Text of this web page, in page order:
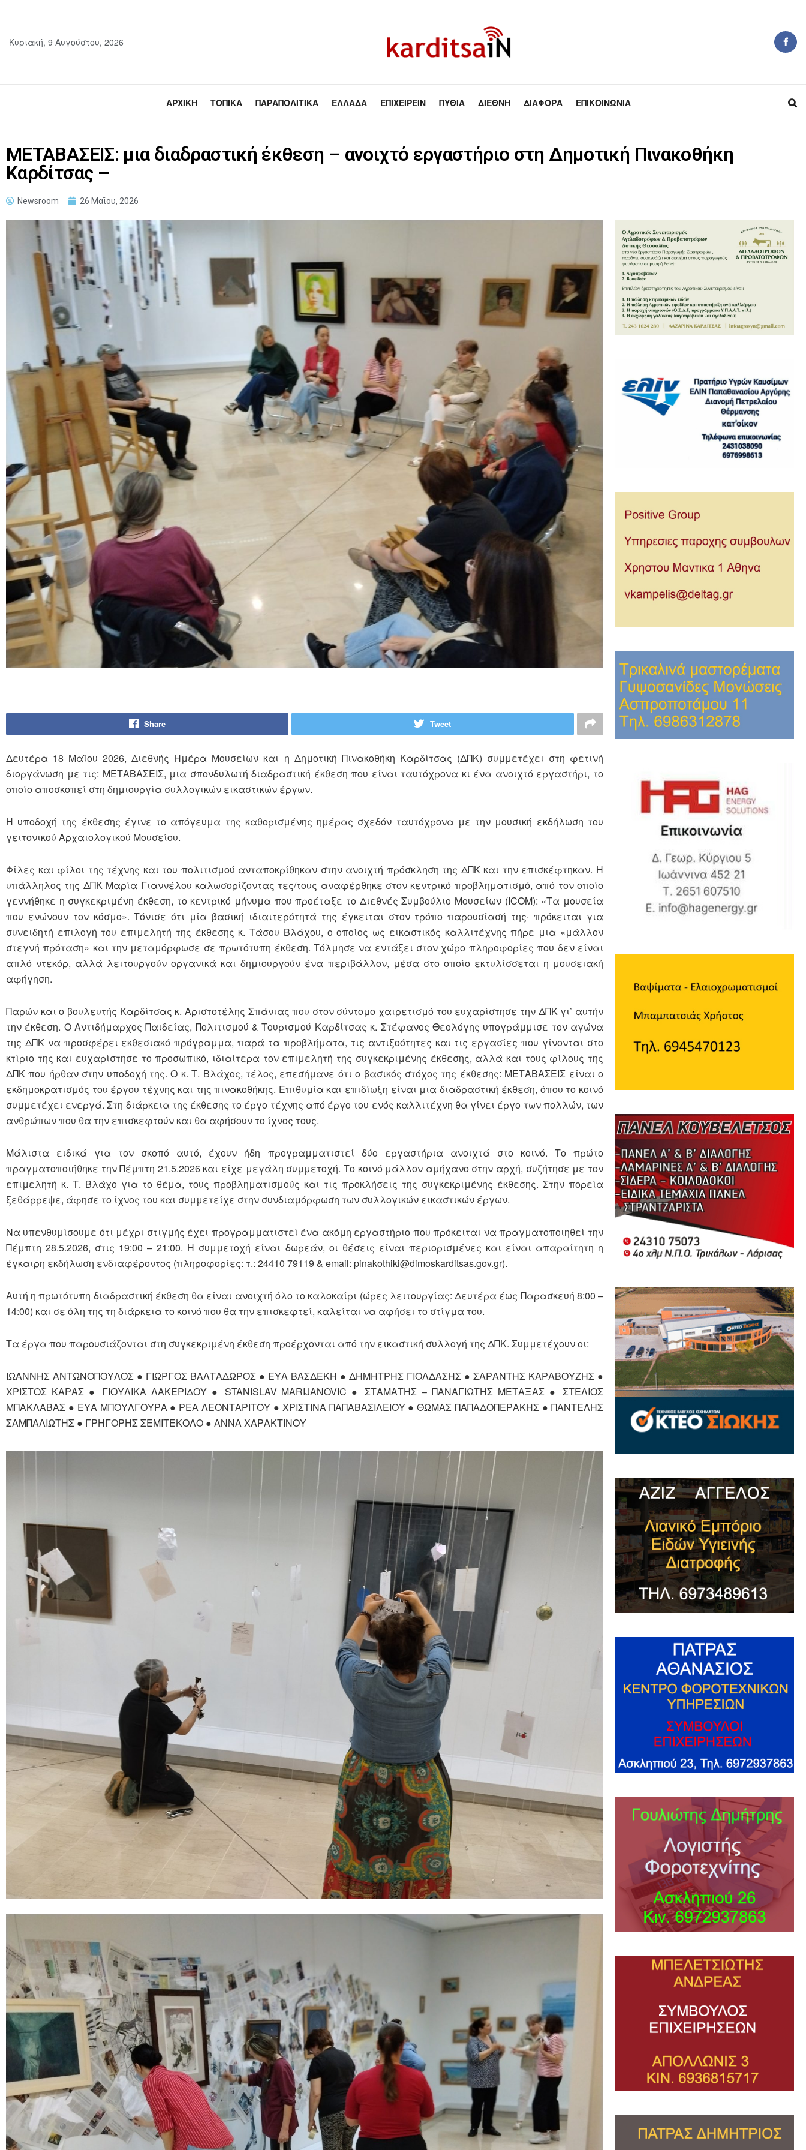
Κυριακή, 9 Αυγούστου, 2026
ΑΡΧΙΚΉ ΤΟΠΙΚΆ ΠΑΡΑΠΟΛΙΤΙΚΆ ΕΛΛΆΔΑ ΕΠΙΧΕΙΡΕΊΝ ΠΥΘΊΑ ΔΙΕΘΝΉ ΔΙΆΦΟΡΑ ΕΠΙΚΟΙΝΩΝΊΑ
ΜΕΤΑΒΑΣΕΙΣ: μια διαδραστική έκθεση – ανοιχτό εργαστήριο στη Δημοτική Πινακοθήκη
Καρδίτσας –
Newsroom 26 Μαΐου, 2026
Share Tweet
Δευτέρα 18 Μαΐου 2026, Διεθνής Ημέρα Μουσείων και η Δημοτική Πινακοθήκη Καρδίτσας (ΔΠΚ) συμμετέχει στη φετινή
διοργάνωση με τις: ΜΕΤΑΒΑΣΕΙΣ, μια σπονδυλωτή διαδραστική έκθεση που είναι ταυτόχρονα κι ένα ανοιχτό εργαστήρι, το
οποίο αποσκοπεί στη δημιουργία συλλογικών εικαστικών έργων.
Η υποδοχή της έκθεσης έγινε το απόγευμα της καθορισμένης ημέρας σχεδόν ταυτόχρονα με την μουσική εκδήλωση του
γειτονικού Αρχαιολογικού Μουσείου.
Φίλες και φίλοι της τέχνης και του πολιτισμού ανταποκρίθηκαν στην ανοιχτή πρόσκληση της ΔΠΚ και την επισκέφτηκαν. Η
υπάλληλος της ΔΠΚ Μαρία Γιαννέλου καλωσορίζοντας τες/τους αναφέρθηκε στον κεντρικό προβληματισμό, από τον οποίο
γεννήθηκε η συγκεκριμένη έκθεση, το κεντρικό μήνυμα που προέταξε το Διεθνές Συμβούλιο Μουσείων (ICOM): «Τα μουσεία
που ενώνουν τον κόσμο». Τόνισε ότι μία βασική ιδιαιτερότητά της έγκειται στον τρόπο παρουσίασή της· πρόκειται για
συνειδητή επιλογή του επιμελητή της έκθεσης κ. Τάσου Βλάχου, ο οποίος ως εικαστικός καλλιτέχνης πήρε μια «μάλλον
στεγνή πρόταση» και την μεταμόρφωσε σε πρωτότυπη έκθεση. Τόλμησε να εντάξει στον χώρο πληροφορίες που δεν είναι
απλό ντεκόρ, αλλά λειτουργούν οργανικά και δημιουργούν ένα περιβάλλον, μέσα στο οποίο εκτυλίσσεται η μουσειακή
αφήγηση.
Παρών και ο βουλευτής Καρδίτσας κ. Αριστοτέλης Σπάνιας που στον σύντομο χαιρετισμό του ευχαρίστησε την ΔΠΚ γι’ αυτήν
την έκθεση. Ο Αντιδήμαρχος Παιδείας, Πολιτισμού & Τουρισμού Καρδίτσας κ. Στέφανος Θεολόγης υπογράμμισε τον αγώνα
της ΔΠΚ να προσφέρει εκθεσιακό πρόγραμμα, παρά τα προβλήματα, τις αντιξοότητες και τις εργασίες που γίνονται στο
κτίριο της και ευχαρίστησε το προσωπικό, ιδιαίτερα τον επιμελητή της συγκεκριμένης έκθεσης, αλλά και τους φίλους της
ΔΠΚ που ήρθαν στην υποδοχή της. Ο κ. Τ. Βλάχος, τέλος, επεσήμανε ότι ο βασικός στόχος της έκθεσης: ΜΕΤΑΒΑΣΕΙΣ είναι ο
εκδημοκρατισμός του έργου τέχνης και της πινακοθήκης. Επιθυμία και επιδίωξη είναι μια διαδραστική έκθεση, όπου το κοινό
συμμετέχει ενεργά. Στη διάρκεια της έκθεσης το έργο τέχνης από έργο του ενός καλλιτέχνη θα γίνει έργο των πολλών, των
ανθρώπων που θα την επισκεφτούν και θα αφήσουν το ίχνος τους.
Μάλιστα ειδικά για τον σκοπό αυτό, έχουν ήδη προγραμματιστεί δύο εργαστήρια ανοιχτά στο κοινό. Το πρώτο
πραγματοποιήθηκε την Πέμπτη 21.5.2026 και είχε μεγάλη συμμετοχή. Το κοινό μάλλον αμήχανο στην αρχή, συζήτησε με τον
επιμελητή κ. Τ. Βλάχο για το θέμα, τους προβληματισμούς και τις προκλήσεις της συγκεκριμένης έκθεσης. Στην πορεία
ξεθάρρεψε, άφησε το ίχνος του και συμμετείχε στην συνδιαμόρφωση των συλλογικών εικαστικών έργων.
Να υπενθυμίσουμε ότι μέχρι στιγμής έχει προγραμματιστεί ένα ακόμη εργαστήριο που πρόκειται να πραγματοποιηθεί την
Πέμπτη 28.5.2026, στις 19:00 – 21:00. Η συμμετοχή είναι δωρεάν, οι θέσεις είναι περιορισμένες και είναι απαραίτητη η
έγκαιρη εκδήλωση ενδιαφέροντος (πληροφορίες: τ.: 24410 79119 & email: pinakothiki@dimoskarditsas.gov.gr).
Αυτή η πρωτότυπη διαδραστική έκθεση θα είναι ανοιχτή όλο το καλοκαίρι (ώρες λειτουργίας: Δευτέρα έως Παρασκευή 8:00 –
14:00) και σε όλη της τη διάρκεια το κοινό που θα την επισκεφτεί, καλείται να αφήσει το στίγμα του.
Τα έργα που παρουσιάζονται στη συγκεκριμένη έκθεση προέρχονται από την εικαστική συλλογή της ΔΠΚ. Συμμετέχουν οι:
ΙΩΑΝΝΗΣ ΑΝΤΩΝΟΠΟΥΛΟΣ ● ΓΙΩΡΓΟΣ ΒΑΛΤΑΔΩΡΟΣ ● ΕΥΑ ΒΑΣΔΕΚΗ ● ΔΗΜΗΤΡΗΣ ΓΙΟΛΔΑΣΗΣ ● ΣΑΡΑΝΤΗΣ ΚΑΡΑΒΟΥΖΗΣ ●
ΧΡΙΣΤΟΣ ΚΑΡΑΣ ● ΓΙΟΥΛΙΚΑ ΛΑΚΕΡΙΔΟΥ ● STANISLAV MARIJANOVIC ● ΣΤΑΜΑΤΗΣ – ΠΑΝΑΓΙΩΤΗΣ ΜΕΤΑΞΑΣ ● ΣΤΕΛΙΟΣ
ΜΠΑΚΛΑΒΑΣ ● ΕΥΑ ΜΠΟΥΛΓΟΥΡΑ ● ΡΕΑ ΛΕΟΝΤΑΡΙΤΟΥ ● ΧΡΙΣΤΙΝΑ ΠΑΠΑΒΑΣΙΛΕΙΟΥ ● ΘΩΜΑΣ ΠΑΠΑΔΟΠΕΡΑΚΗΣ ● ΠΑΝΤΕΛΗΣ
ΣΑΜΠΑΛΙΩΤΗΣ ● ΓΡΗΓΟΡΗΣ ΣΕΜΙΤΕΚΟΛΟ ● ΑΝΝΑ ΧΑΡΑΚΤΙΝΟΥ